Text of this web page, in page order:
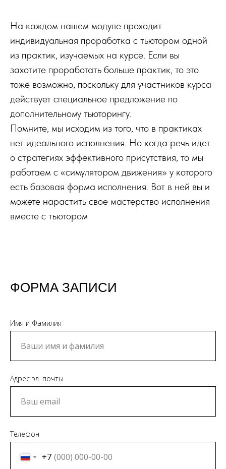
На каждом нашем модуле проходит
индивидуальная проработка с тьютором одной
из практик, изучаемых на курсе. Если вы
захотите проработать больше практик, то это
тоже возможно, поскольку для участников курса
действует специальное предложение по
дополнительному тьюторингу.
Помните, мы исходим из того, что в практиках
нет идеального исполнения. Но когда речь идет
о стратегиях эффективного присутствия, то мы
работаем с «симулятором движения» у которого
есть базовая форма исполнения. Вот в ней вы и
можете нарастить свое мастерство исполнения
вместе с тьютором
ФОРМА ЗАПИСИ
Имя и Фамилия
Адрес эл. почты
Телефон
+7